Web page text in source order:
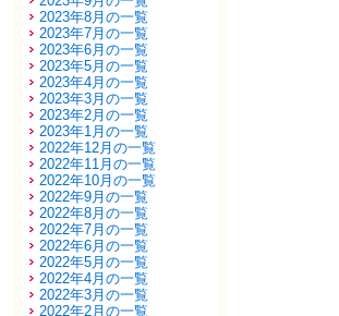
2023年8月の一覧
2023年7月の一覧
2023年6月の一覧
2023年5月の一覧
2023年4月の一覧
2023年3月の一覧
2023年2月の一覧
2023年1月の一覧
2022年12月の一覧
2022年11月の一覧
2022年10月の一覧
2022年9月の一覧
2022年8月の一覧
2022年7月の一覧
2022年6月の一覧
2022年5月の一覧
2022年4月の一覧
2022年3月の一覧
2022年2月の一覧